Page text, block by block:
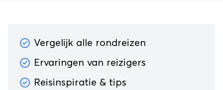
Vergelijk alle rondreizen
Ervaringen van reizigers
Reisinspiratie & tips